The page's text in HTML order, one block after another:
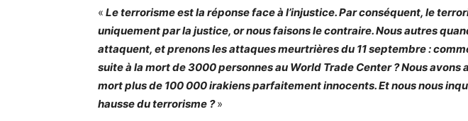
« Le terrorisme est la réponse face à l’injustice. Par conséquent, le
uniquement par la justice, or nous faisons le contraire. Nous autres
attaquent, et prenons les attaques meurtrières du 11 septembre :
suite à la mort de 3000 personnes au World Trade Center ? Nous avons
mort plus de 100 000 irakiens parfaitement innocents. Et nous nous
hausse du terrorisme ? »